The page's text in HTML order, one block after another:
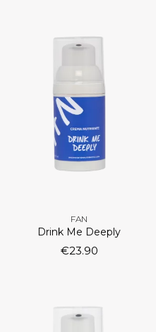
FAN
Drink Me Deeply
€23.90